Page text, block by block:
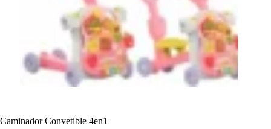
Caminador Convetible 4en1